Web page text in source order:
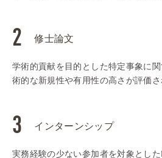
修士論文
学術的貢献を目的とした特定事象に
術的な新規性や有用性の高さが評価さ
インターンシップ
実務経験の少ない参加者を対象とし